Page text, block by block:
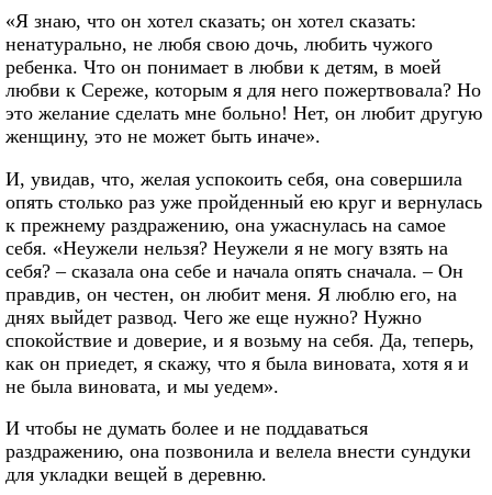
«Я знаю, что он хотел сказать; он хотел сказать:
ненатурально, не любя свою дочь, любить чужого
ребенка. Что он понимает в любви к детям, в моей
любви к Сереже, которым я для него пожертвовала? Но
это желание сделать мне больно! Нет, он любит другую
женщину, это не может быть иначе».
И, увидав, что, желая успокоить себя, она совершила
опять столько раз уже пройденный ею круг и вернулась
к прежнему раздражению, она ужаснулась на самое
себя. «Неужели нельзя? Неужели я не могу взять на
себя? – сказала она себе и начала опять сначала. – Он
правдив, он честен, он любит меня. Я люблю его, на
днях выйдет развод. Чего же еще нужно? Нужно
спокойствие и доверие, и я возьму на себя. Да, теперь,
как он приедет, я скажу, что я была виновата, хотя я и
не была виновата, и мы уедем».
И чтобы не думать более и не поддаваться
раздражению, она позвонила и велела внести сундуки
для укладки вещей в деревню.